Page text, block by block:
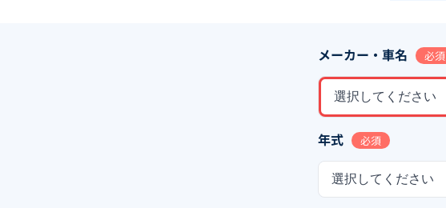
メーカー・車名 必須
選択してください
年式 必須
選択してください